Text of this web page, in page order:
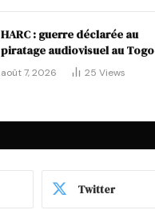
HARC : guerre déclarée au
piratage audiovisuel au Togo
août 7, 2026 25 Views
Twitter